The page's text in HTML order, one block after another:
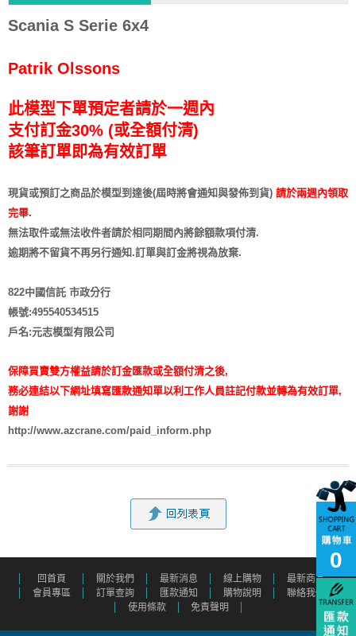
Scania S Serie 6x4
Patrik Olssons
此模型下單預定者請於一週內
支付訂金30% (或全額付清)
該筆訂單即為有效訂單
現貨或預訂之商品於模型到達後(屆時將會通知與發佈到貨) 請於兩週內領取
完畢.
無法取件或無法收件者請於相同期間內將餘額款項付清.
逾期將不留貨不再另行通知 .訂單與訂金將視為放棄.
822中國信託 市政分行
帳號:495540534515
戶名:元志模型有限公司
保障買賣雙方權益請於訂金匯款或全額付清之後,
務必連結以下網址填寫匯款通知單以利工作人員註記付款並轉為有效訂單,
謝謝
http://www.azcrane.com/paid_inform.php
回首頁 關於我們 最新消息 線上購物
最新商品
會員專區
訂單查詢 匯款通知 購物說明
聯絡我們
使用條款
免責聲明
0